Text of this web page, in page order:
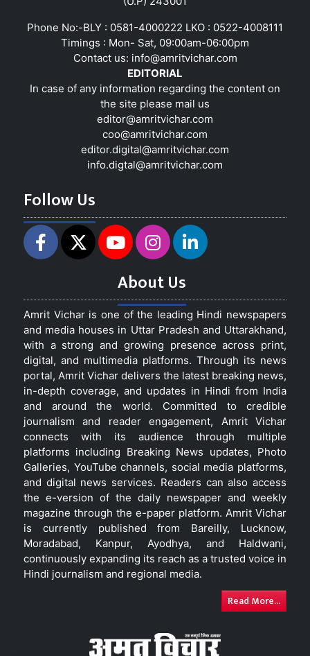
Phone No:-BLY : 0581-4000222 LKO : 0522-4008111
Timings : Mon- Sat, 09:00am-06:00pm
Contact us: info@amritvichar.com
EDITORIAL
In case of any information regarding the content on
the site please mail us
editor@amritvichar.com
coo@amritvichar.com
editor.digital@amritvichar.com
info.digtal@amritvichar.com
Follow Us
About Us
Amrit Vichar is one of the leading Hindi newspapers
and media houses in Uttar Pradesh and Uttarakhand,
with a strong and growing presence across print,
digital, and multimedia platforms. Through its news
portal, Amrit Vichar delivers the latest breaking news,
in-depth coverage, and updates in Hindi from India
and around the world. Committed to credible
journalism and reader engagement, Amrit Vichar
connects with its audience through multiple
platforms including Breaking News updates, Photo
Galleries, YouTube channels, social media platforms,
and digital news services. Readers can also access
the e-version of the daily newspaper and weekly
magazine through the e-paper platform. Amrit Vichar
is currently published from Bareilly, Lucknow,
Moradabad, Kanpur, Ayodhya, and Haldwani,
continuously expanding its reach as a trusted voice in
Hindi journalism and regional media.
Read More...